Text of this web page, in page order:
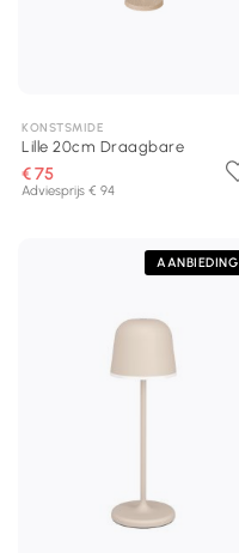
KONSTSMIDE
Lille 20cm Draagbare
€ 75
Adviesprijs € 94
AANBIEDING